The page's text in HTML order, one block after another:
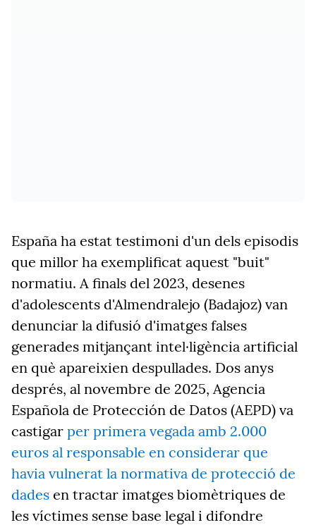
España ha estat testimoni d'un dels episodis
que millor ha exemplificat aquest "buit"
normatiu. A finals del 2023, desenes
d'adolescents d'Almendralejo (Badajoz) van
denunciar la difusió d'imatges falses
generades mitjançant intel·ligència artificial
en què apareixien despullades. Dos anys
després, al novembre de 2025, Agencia
Española de Protección de Datos (AEPD) va
castigar per primera vegada amb 2.000
euros al responsable en considerar que
havia vulnerat la normativa de protecció de
dades en tractar imatges biomètriques de
les víctimes sense base legal i difondre